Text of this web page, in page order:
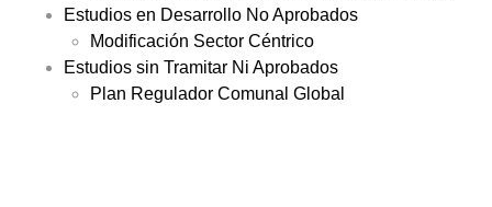
Estudios en Desarrollo No Aprobados
Modificación Sector Céntrico
Estudios sin Tramitar Ni Aprobados
Plan Regulador Comunal Global